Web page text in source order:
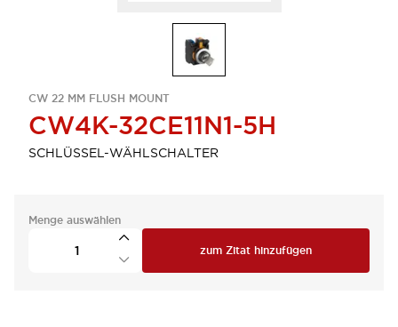
CW 22 MM FLUSH MOUNT
CW4K-32CE11N1-5H
SCHLÜSSEL-WÄHLSCHALTER
Menge auswählen
zum Zitat hinzufügen